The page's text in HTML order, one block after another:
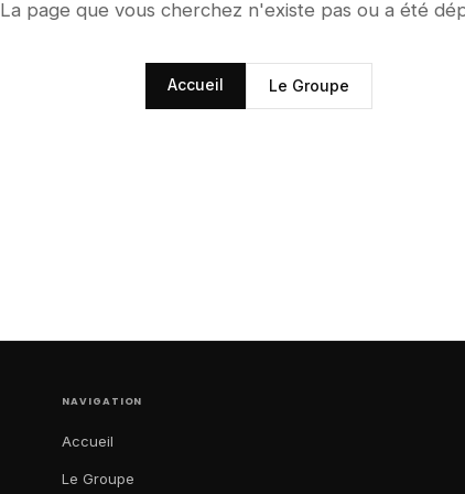
La page que vous cherchez n'existe pas ou a été
Accueil Le Groupe
NAVIGATION
Accueil
Le Groupe